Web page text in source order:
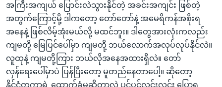
အကြီးအကျယ် ‌ပြောင်းလဲသွားနိုင်တဲ့ အခင်းအကျင်း ဖြစ်တဲ့
အတွက်ကြောင့်မို့ ဒါက‌တော့ တော်‌တော်နဲ့ အ‌မေရိကန်အစိုးရ
အ‌နေနဲ့ ဖြစ်လိမ့်အုံးမယ်လို့ မထင်ဘူး။ ဒါတွေအားလုံးကလည်း
ကျမတို့ ‌မြေပြင်‌ပေါ်မှာ ကျမတို့ ဘယ်လောက်အလုပ်လုပ်နိုင်လဲ။
လူထုနဲ့ ကျမတို့ကြား ဘယ်လိုအ‌နေအထားရှိလဲ။ ‌တော်
လှန်‌ရေး‌ပေါ်မှာပဲ ပြန်ပြီး‌တော့ မူတည်‌နေတာပေါ့။ ဆို‌တော့
နိုင်ငံတကာရဲ့ ထောက်ခံမှုဆိုတာလဲ ပွင့်ပွင့်လင်းလင်း ပြောရ